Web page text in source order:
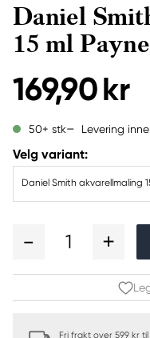
Daniel
15 ml
169,90 kr
50+ stk Levering
Velg variant:
Daniel Smith akvarellmaling
1
Fri frakt over 599 kr til